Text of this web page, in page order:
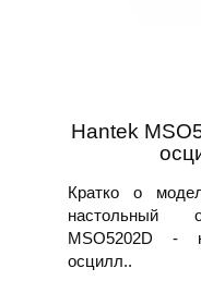
Hantek
Кратко о
настольный
MSO5202D -
осцилл..